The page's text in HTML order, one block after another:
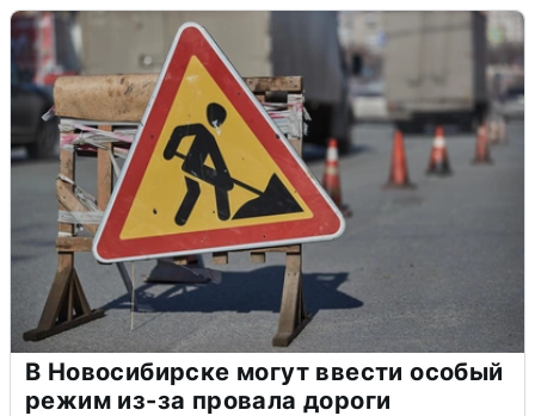
В Новосибирске могут ввести особый
режим из-за провала дороги